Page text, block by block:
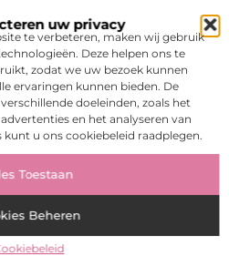
uw privacy
te verbeteren, maken wij gebruik
Deze helpen ons te
zodat we uw bezoek kunnen
ervaringen kunnen bieden. De
doeleinden, zoals het
en het analyseren van
u ons cookiebeleid raadplegen.
Toestaan
Beheren
vragen